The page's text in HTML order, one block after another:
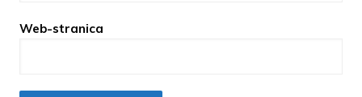
Web-stranica